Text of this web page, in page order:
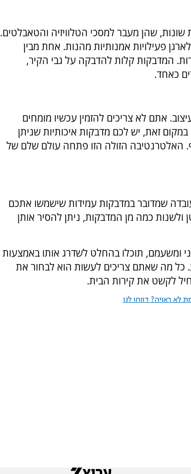
שהן מעבר למסכי הטלוויזיה והטאבלטים.
פעילויות אמנותיות מהנות. אחת מבין
המדבקות קלות להדבקה על גבי הקיר,
כאחד.
אתם לא צריכים להזמין עכשיו מומחים
במקום זאת, יש לכם מדבקות איכותיות שניתן
האלטרנטיבה הזולה הזו פתחה עולם שלם של
שמדובר במדבקות עמידות שישמשו אתכם
ולשנות כמה מן המדבקות, ניתן להסיר אותן
ומשעמם, תוכלו בהחלט לשדרג אותו באמצעות
כל מה שאתם צריכים לעשות הוא לבחור את
לקשט את קירות הבית.
לא ראויה? דווחו לנו